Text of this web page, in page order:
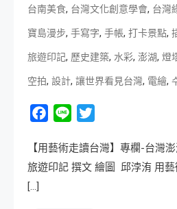
台南美食, 台灣文化創意學會, 台灣
寶島漫步, 手寫字, 手帳, 打卡景點,
旅遊印記, 歷史建築, 水彩, 澎湖, 燈
空拍, 設計, 讓世界看見台灣, 電繪,
Facebook
Line
【用藝術走讀台灣】專欄-台灣
旅遊印記 撰文 繪圖 邱浡洧 用
[…]